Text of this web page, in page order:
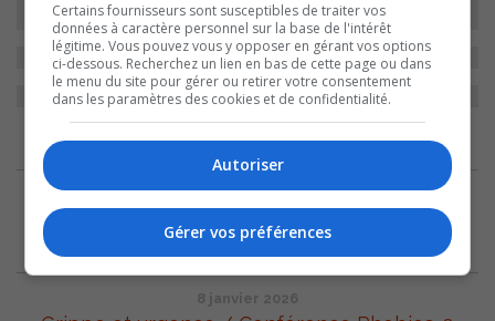
ARCHIVES
En attente d’un rendez-vous chez le
8 janvier 2026
Certains fournisseurs sont susceptibles de traiter vos
données à caractère personnel sur la base de l'intérêt
légitime. Vous pouvez vous y opposer en gérant vos options
ci-dessous. Recherchez un lien en bas de cette page ou dans
le menu du site pour gérer ou retirer votre consentement
dans les paramètres des cookies et de confidentialité.
Autoriser
Gérer vos préférences